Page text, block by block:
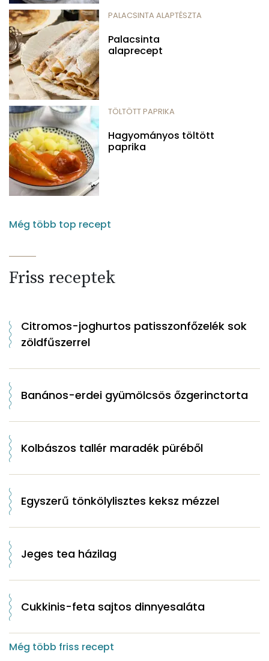
PALACSINTA ALAPTÉSZTA
Palacsinta
alaprecept
TÖLTÖTT PAPRIKA
Hagyományos töltött
paprika
Még több top recept
Friss receptek
Citromos-joghurtos patisszonfőzelék sok
zöldfűszerrel
Banános-erdei gyümölcsös őzgerinctorta
Kolbászos tallér maradék püréből
Egyszerű tönkölylisztes keksz mézzel
Jeges tea házilag
Cukkinis-feta sajtos dinnyesaláta
Még több friss recept